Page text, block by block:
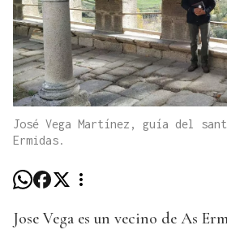
José Vega Martínez, guía del
Ermidas.
Jose Vega es un vecino de As